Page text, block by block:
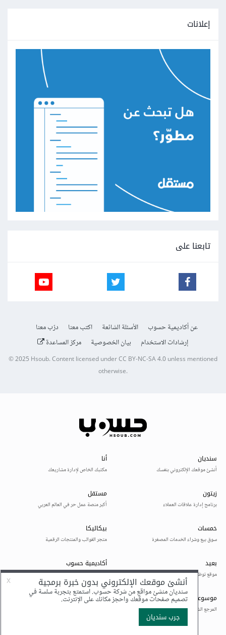
إعلانات
تابعنا على
عن أكاديمية حسوب الأسئلة الشائعة اكتب معنا
درّب معنا
إرشادات الاستخدام
بيان الخصوصية مركز المساعدة
© 2025Hsoub.Content licensed underCC BY-NC-SA 4.0unless mentioned
otherwise.